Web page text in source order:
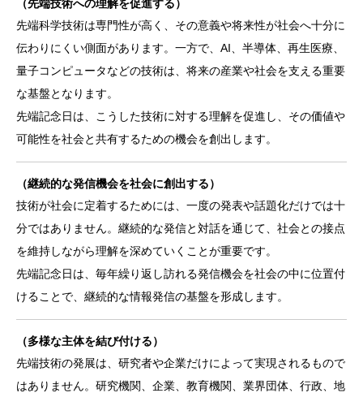
（先端技術への理解を促進する）
先端科学技術は専門性が高く、その意義や将来性が社会へ十分に
伝わりにくい側面があります。一方で、AI、半導体、再生医療、
量子コンピュータなどの技術は、将来の産業や社会を支える重要
な基盤となります。
先端記念日は、こうした技術に対する理解を促進し、その価値や
可能性を社会と共有するための機会を創出します。
（継続的な発信機会を社会に創出する）
技術が社会に定着するためには、一度の発表や話題化だけでは十
分ではありません。継続的な発信と対話を通じて、社会との接点
を維持しながら理解を深めていくことが重要です。
先端記念日は、毎年繰り返し訪れる発信機会を社会の中に位置付
けることで、継続的な情報発信の基盤を形成します。
（多様な主体を結び付ける）
先端技術の発展は、研究者や企業だけによって実現されるもので
はありません。研究機関、企業、教育機関、業界団体、行政、地